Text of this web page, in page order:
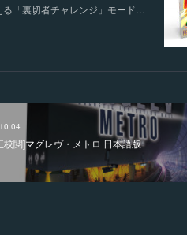
「裏切者チャレンジ」モード…
校閲]マグレヴ・メトロ 日本語版